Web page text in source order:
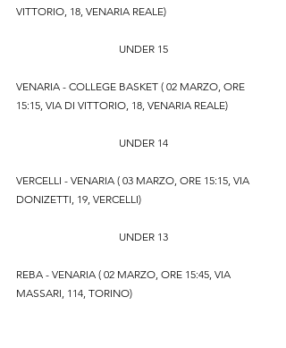
VITTORIO, 18, VENARIA REALE)
UNDER 15
VENARIA - COLLEGE BASKET ( 02 MARZO, ORE
15:15, VIA DI VITTORIO, 18, VENARIA REALE)
UNDER 14
VERCELLI - VENARIA ( 03 MARZO, ORE 15:15, VIA
DONIZETTI, 19, VERCELLI)
UNDER 13
REBA - VENARIA ( 02 MARZO, ORE 15:45, VIA
MASSARI, 114, TORINO)